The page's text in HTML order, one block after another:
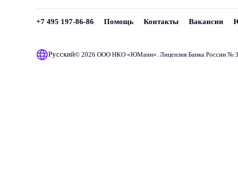
+7 495 197-86-86 Помощь Контакты Вакансии
Русский© 2026 ООО НКО «ЮМани». Лицензия Банка России №